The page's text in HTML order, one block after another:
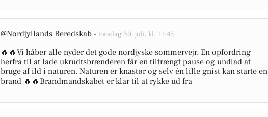
@Nordjyllands Beredskab - torsdag 30. juli, kl. 11:45
🔥🔥Vi håber alle nyder det gode nordjyske sommervejr. En opfordring
herfra til at lade ukrudtsbrænderen får en tiltrængt pause og undlad at
bruge af ild i naturen. Naturen er knastør og selv én lille gnist kan starte en
brand 🔥🔥Brandmandskabet er klar til at rykke ud fra